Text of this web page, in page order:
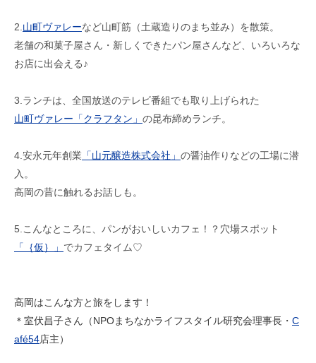
2. 山町ヴァレーなど山町筋（土蔵造りのまち並み）を散策。
老舗の和菓子屋さん・新しくできたパン屋さんなど、いろいろな
お店に出会える♪
3.ランチは、全国放送のテレビ番組でも取り上げられた
山町ヴァレー「クラフタン」 の昆布締めランチ。
4.安永元年創業 「山元醸造株式会社」 の醤油作りなどの工場に潜
入。
高岡の昔に触れるお話しも。
5.こんなところに、パンがおいしいカフェ！？穴場スポット
「｛仮｝」 でカフェタイム♡
高岡はこんな方と旅をします！
＊室伏昌子さん（NPOまちなかライフスタイル研究会理事長・ C
afé54店主）